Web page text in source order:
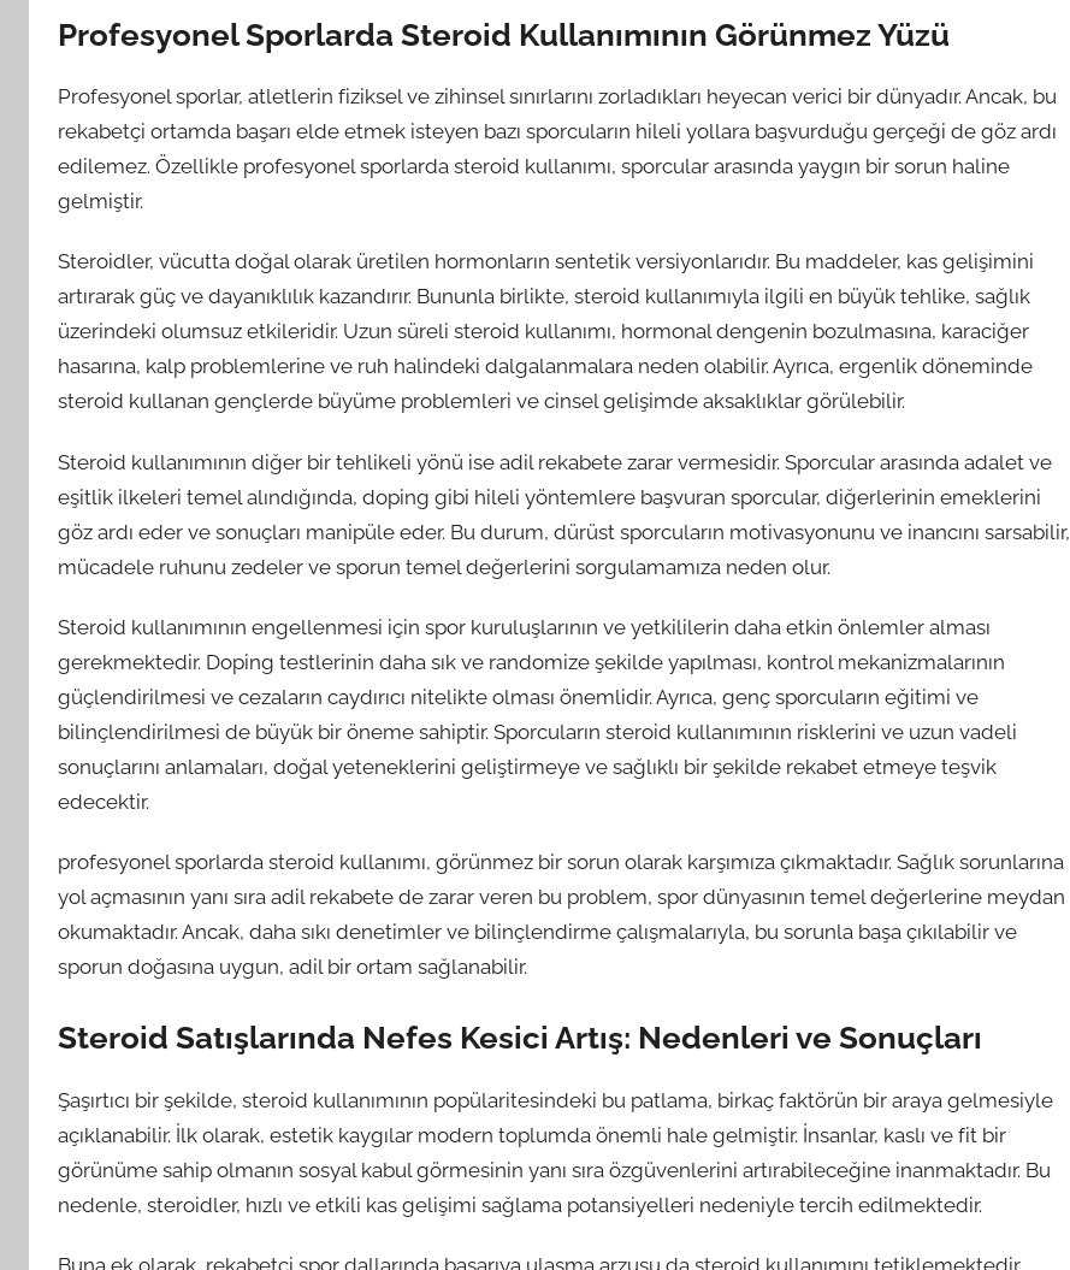
Profesyonel Sporlarda Steroid Kullanımının Görünmez Yüzü
Profesyonel sporlar, atletlerin fiziksel ve zihinsel sınırlarını zorladıkları heyecan verici bir dünyadır. Ancak, bu
rekabetçi ortamda başarı elde etmek isteyen bazı sporcuların hileli yollara başvurduğu gerçeği de göz ardı
edilemez. Özellikle profesyonel sporlarda steroid kullanımı, sporcular arasında yaygın bir sorun haline
gelmiştir.
Steroidler, vücutta doğal olarak üretilen hormonların sentetik versiyonlarıdır. Bu maddeler, kas gelişimini
artırarak güç ve dayanıklılık kazandırır. Bununla birlikte, steroid kullanımıyla ilgili en büyük tehlike, sağlık
üzerindeki olumsuz etkileridir. Uzun süreli steroid kullanımı, hormonal dengenin bozulmasına, karaciğer
hasarına, kalp problemlerine ve ruh halindeki dalgalanmalara neden olabilir. Ayrıca, ergenlik döneminde
steroid kullanan gençlerde büyüme problemleri ve cinsel gelişimde aksaklıklar görülebilir.
Steroid kullanımının diğer bir tehlikeli yönü ise adil rekabete zarar vermesidir. Sporcular arasında adalet ve
eşitlik ilkeleri temel alındığında, doping gibi hileli yöntemlere başvuran sporcular, diğerlerinin emeklerini
göz ardı eder ve sonuçları manipüle eder. Bu durum, dürüst sporcuların motivasyonunu ve inancını sarsabilir,
mücadele ruhunu zedeler ve sporun temel değerlerini sorgulamamıza neden olur.
Steroid kullanımının engellenmesi için spor kuruluşlarının ve yetkililerin daha etkin önlemler alması
gerekmektedir. Doping testlerinin daha sık ve randomize şekilde yapılması, kontrol mekanizmalarının
güçlendirilmesi ve cezaların caydırıcı nitelikte olması önemlidir. Ayrıca, genç sporcuların eğitimi ve
bilinçlendirilmesi de büyük bir öneme sahiptir. Sporcuların steroid kullanımının risklerini ve uzun vadeli
sonuçlarını anlamaları, doğal yeteneklerini geliştirmeye ve sağlıklı bir şekilde rekabet etmeye teşvik
edecektir.
profesyonel sporlarda steroid kullanımı, görünmez bir sorun olarak karşımıza çıkmaktadır. Sağlık sorunlarına
yol açmasının yanı sıra adil rekabete de zarar veren bu problem, spor dünyasının temel değerlerine meydan
okumaktadır. Ancak, daha sıkı denetimler ve bilinçlendirme çalışmalarıyla, bu sorunla başa çıkılabilir ve
sporun doğasına uygun, adil bir ortam sağlanabilir.
Steroid Satışlarında Nefes Kesici Artış: Nedenleri ve Sonuçları
Şaşırtıcı bir şekilde, steroid kullanımının popülaritesindeki bu patlama, birkaç faktörün bir araya gelmesiyle
açıklanabilir. İlk olarak, estetik kaygılar modern toplumda önemli hale gelmiştir. İnsanlar, kaslı ve fit bir
görünüme sahip olmanın sosyal kabul görmesinin yanı sıra özgüvenlerini artırabileceğine inanmaktadır. Bu
nedenle, steroidler, hızlı ve etkili kas gelişimi sağlama potansiyelleri nedeniyle tercih edilmektedir.
Buna ek olarak, rekabetçi spor dallarında başarıya ulaşma arzusu da steroid kullanımını tetiklemektedir.